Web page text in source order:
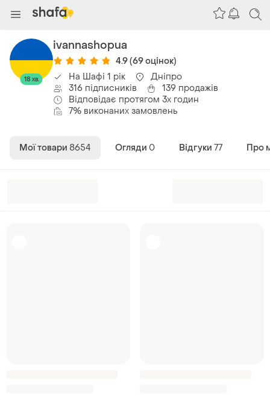
18 хв.
ivannashopua
4.9(69 оцінок)
На Шафі 1 рік
Дніпро
316 підписників
139 продажів
Відповідає протягом 3х годин
7% виконаних замовлень
Мої товари 8654 Огляди 0 Відгуки 77 Про